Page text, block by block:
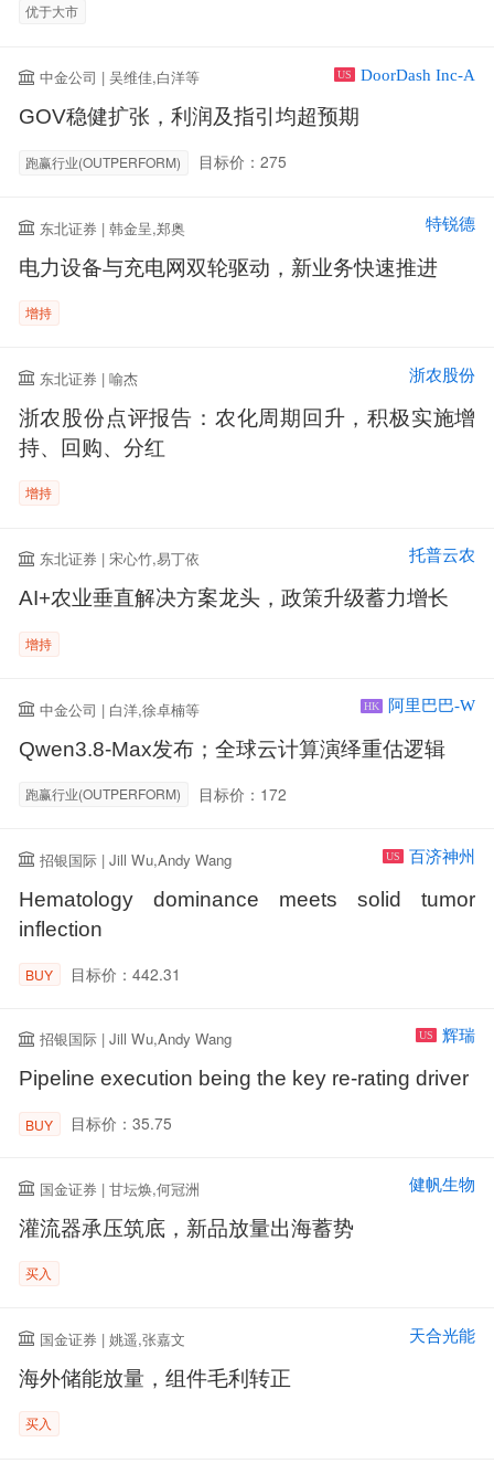
优于大市
中金公司 | 吴维佳,白洋等 US DoorDash Inc-A
GOV稳健扩张，利润及指引均超预期
跑赢行业(OUTPERFORM) 目标价：275
东北证券 | 韩金呈,郑奥 特锐德
电力设备与充电网双轮驱动，新业务快速推进
增持
东北证券 | 喻杰 浙农股份
浙农股份点评报告：农化周期回升，积极实施增
持、回购、分红
增持
东北证券 | 宋心竹,易丁依 托普云农
AI+农业垂直解决方案龙头，政策升级蓄力增长
增持
中金公司 | 白洋,徐卓楠等 HK 阿里巴巴-W
Qwen3.8-Max发布；全球云计算演绎重估逻辑
跑赢行业(OUTPERFORM) 目标价：172
招银国际 | Jill Wu,Andy Wang US 百济神州
Hematology dominance meets solid tumor
inflection
BUY 目标价：442.31
招银国际 | Jill Wu,Andy Wang US 辉瑞
Pipeline execution being the key re-rating driver
BUY 目标价：35.75
国金证券 | 甘坛焕,何冠洲 健帆生物
灌流器承压筑底，新品放量出海蓄势
买入
国金证券 | 姚遥,张嘉文 天合光能
海外储能放量，组件毛利转正
买入